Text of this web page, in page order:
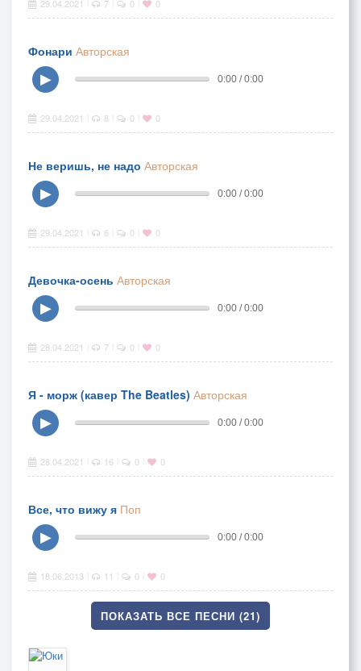
29.04.2021 7 0 0
Фонари Авторская
▶
0:00 / 0:00
29.04.2021 8 0 0
Не веришь, не надо Авторская
▶
0:00 / 0:00
29.04.2021 6 0 0
Девочка-осень Авторская
▶
0:00 / 0:00
28.04.2021 7 0 0
Я - морж (кавер The Beatles) Авторская
▶
0:00 / 0:00
28.04.2021 16 0 0
Все, что вижу я Поп
▶
0:00 / 0:00
18.06.2013 11 0 0
ПОКАЗАТЬ ВСЕ ПЕСНИ (21)